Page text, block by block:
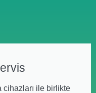
cihazları ile birlikte